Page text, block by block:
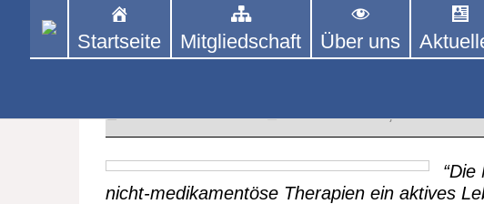
PINGPONGPARKINSON
ist der bundesweite Zusammenschluss von
Tischtennis – überwiegend ehrenamtlich um
Startseite Mitgliedschaft Über uns
Ein Gewinn für beide Seiten – Hilde-
nicht-medikamentöse Therapien ein aktives